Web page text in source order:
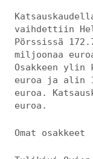
vaihdettiin
Pörssissä
miljoonaa
Osakkeen ylin
euroa ja alin
euroa.
euroa.
Omat osakkeet